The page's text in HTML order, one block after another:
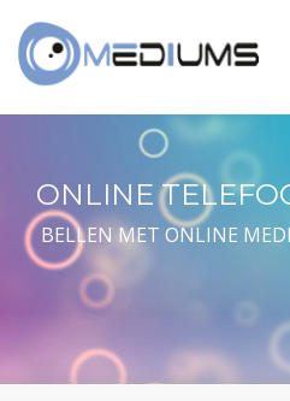
ONLINE
BELLEN MET ONLINE